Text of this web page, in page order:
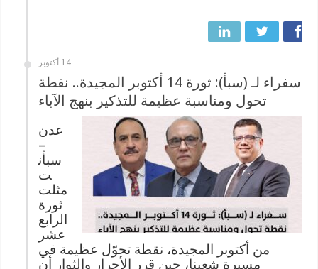
14 أكتوبر
سفراء لـ (سبأ): ثورة 14 أكتوبر المجيدة.. نقطة
تحول ومناسبة عظيمة للتذكير بنهج الآباء
عدن
–
سبأن
ت
مثلت
ثورة
الرابع
عشر
من أكتوبر المجيدة، نقطة تحوّل عظيمة في
مسيرة شعبنا، حين قرر الأحرار والثوار أن